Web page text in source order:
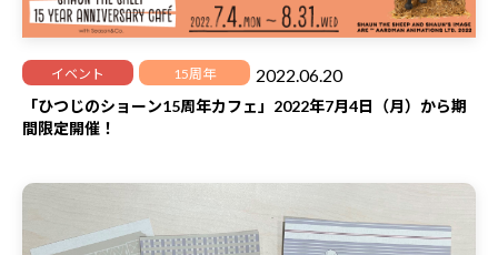
イベント 15周年 2022.06.20
「ひつじのショーン15周年カフェ」2022年7月4日（月）から期
間限定開催！